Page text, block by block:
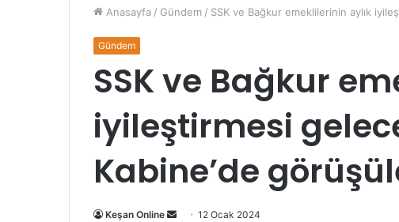
Anasayfa / Gündem / SSK ve Bağkur emeklilerinin aylık
Gündem
SSK ve Bağkur
iyileştirmesi
Kabine’de
Keşan Online
Bir
12 Ocak 2024